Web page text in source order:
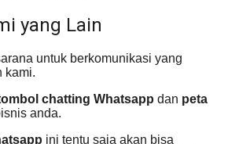
yang Lain
untuk berkomunikasi yang
kami.
chatting Whatsapp dan peta
anda.
ini tentu saja akan bisa